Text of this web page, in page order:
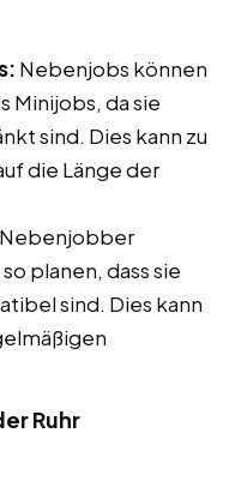
Nebenjobs können
Minijobs, da sie
sind. Dies kann zu
die Länge der
Nebenjobber
planen, dass sie
sind. Dies kann
Ruhr